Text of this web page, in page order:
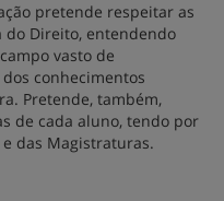
pretende respeitar as
do Direito, entendendo
vasto de
conhecimentos
Pretende, também,
de cada aluno, tendo por
das Magistraturas.